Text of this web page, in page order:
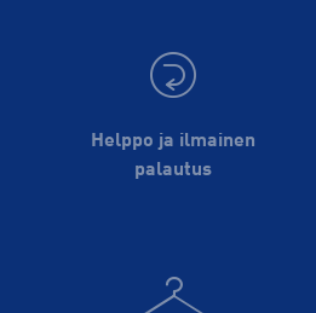
Helppo ja ilmainen
palautus